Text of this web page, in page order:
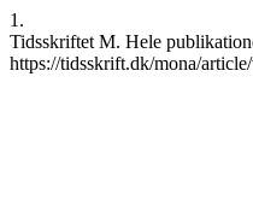
1.
Tidsskriftet M. Hele
https://tidsskrift.dk/mona/